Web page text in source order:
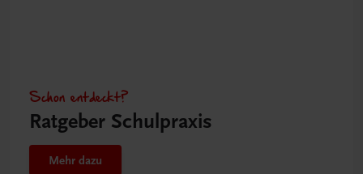
Schon entdeckt?
Ratgeber Schulpraxis
Mehr dazu